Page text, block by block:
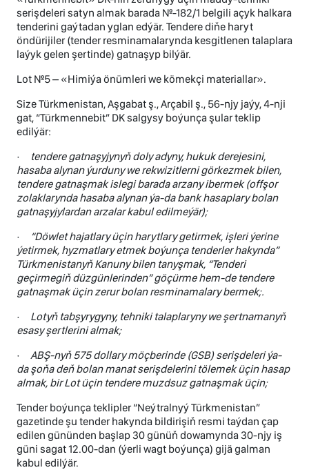
serişdeleri satyn almak barada №-182/1 belgili açyk halkara
tenderini gaýtadan yglan edýär. Tendere diňe haryt
öndürijiler (tender resminamalarynda kesgitlenen talaplara
laýyk gelen şertinde) gatnaşyp bilýär.
Lot №5 – «Himiýa önümleri we kömekçi materiallar».
Size Türkmenistan, Aşgabat ş., Arçabil ş., 56-njy jaýy, 4-nji
gat, “Türkmennebit” DK salgysy boýunça şular teklip
edilýär:
·
tendere gatnaşyjynyň doly adyny, hukuk derejesini,
hasaba alynan ýurduny we rekwizitlerni görkezmek bilen,
tendere gatnaşmak islegi barada arzany ibermek (offşor
zolaklarynda hasaba alynan ýa-da bank hasaplary bolan
gatnaşyjylardan arzalar kabul edilmeýär);
·
“Döwlet hajatlary üçin harytlary getirmek, işleri ýerine
ýetirmek, hyzmatlary etmek boýunça tenderler hakynda”
Türkmenistanyň Kanuny bilen tanyşmak, “Tenderi
geçirmegiň düzgünlerinden” göçürme hem-de tendere
gatnaşmak üçin zerur bolan resminamalary bermek;.
· Lotyň tabşyrygyny, tehniki talaplaryny we şertnamanyň
esasy şertlerini almak;
· ABŞ-nyň 575 dollary möçberinde (GSB) serişdeleri ýa-
da şoňa deň bolan manat serişdelerini tölemek üçin hasap
almak, bir Lot üçin tendere muzdsuz gatnaşmak üçin;
Tender boýunça teklipler “Neýtralnyý Türkmenistan”
gazetinde şu tender hakynda bildirişiň resmi taýdan çap
edilen gününden başlap 30 günüň dowamynda 30-njy iş
güni sagat 12.00-dan (ýerli wagt boýunça) gijä galman
kabul edilýär.